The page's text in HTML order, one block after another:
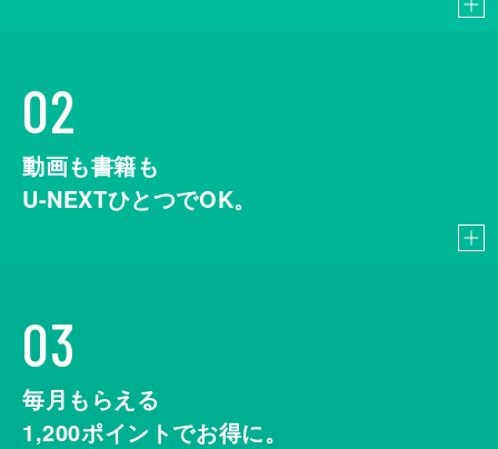
02
動画も書籍も
U-NEXTひとつでOK。
03
毎月もらえる
1,200ポイントでお得に。